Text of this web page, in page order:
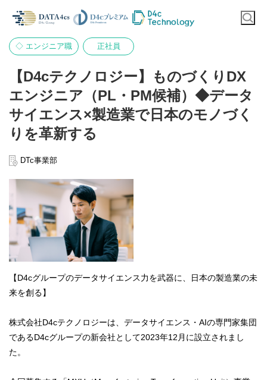
◇ エンジニア職 正社員
【D4cテクノロジー】ものづくりDX
エンジニア（PL・PM候補）◆データ
サイエンス×製造業で日本のモノづく
りを革新する
DTc事業部
【D4cグループのデータサイエンス力を武器に、日本の製造業の未
来を創る】
株式会社D4cテクノロジーは、データサイエンス・AIの専門家集団
であるD4cグループの新会社として2023年12月に設立されまし
た。